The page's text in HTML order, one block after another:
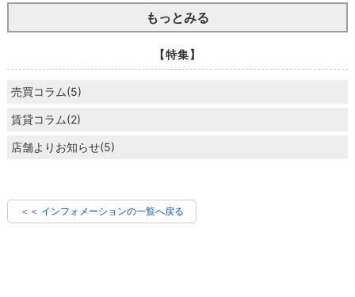
もっとみる
【特集】
売買コラム(5)
賃貸コラム(2)
店舗よりお知らせ(5)
＜＜ インフォメーションの一覧へ戻る